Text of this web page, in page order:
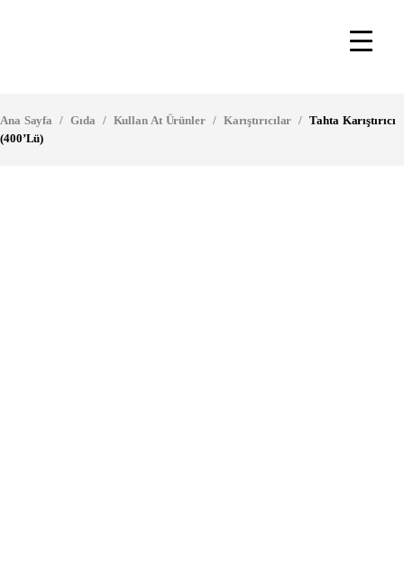
Ana Sayfa / Gıda / Kullan At Ürünler / Karıştırıcılar / Tahta Karıştırıcı
(400’lü)